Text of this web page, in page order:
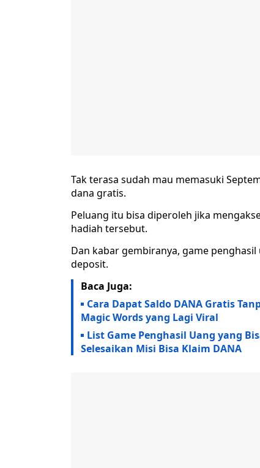
Tak terasa sudah mau memasuki
dana gratis.
Peluang itu bisa diperoleh jika
hadiah tersebut.
Dan kabar gembiranya, game
deposit.
Baca Juga:
Cara Dapat Saldo DANA Gratis
Magic Words yang Lagi Viral
List Game Penghasil Uang yang
Selesaikan Misi Bisa Klaim DANA